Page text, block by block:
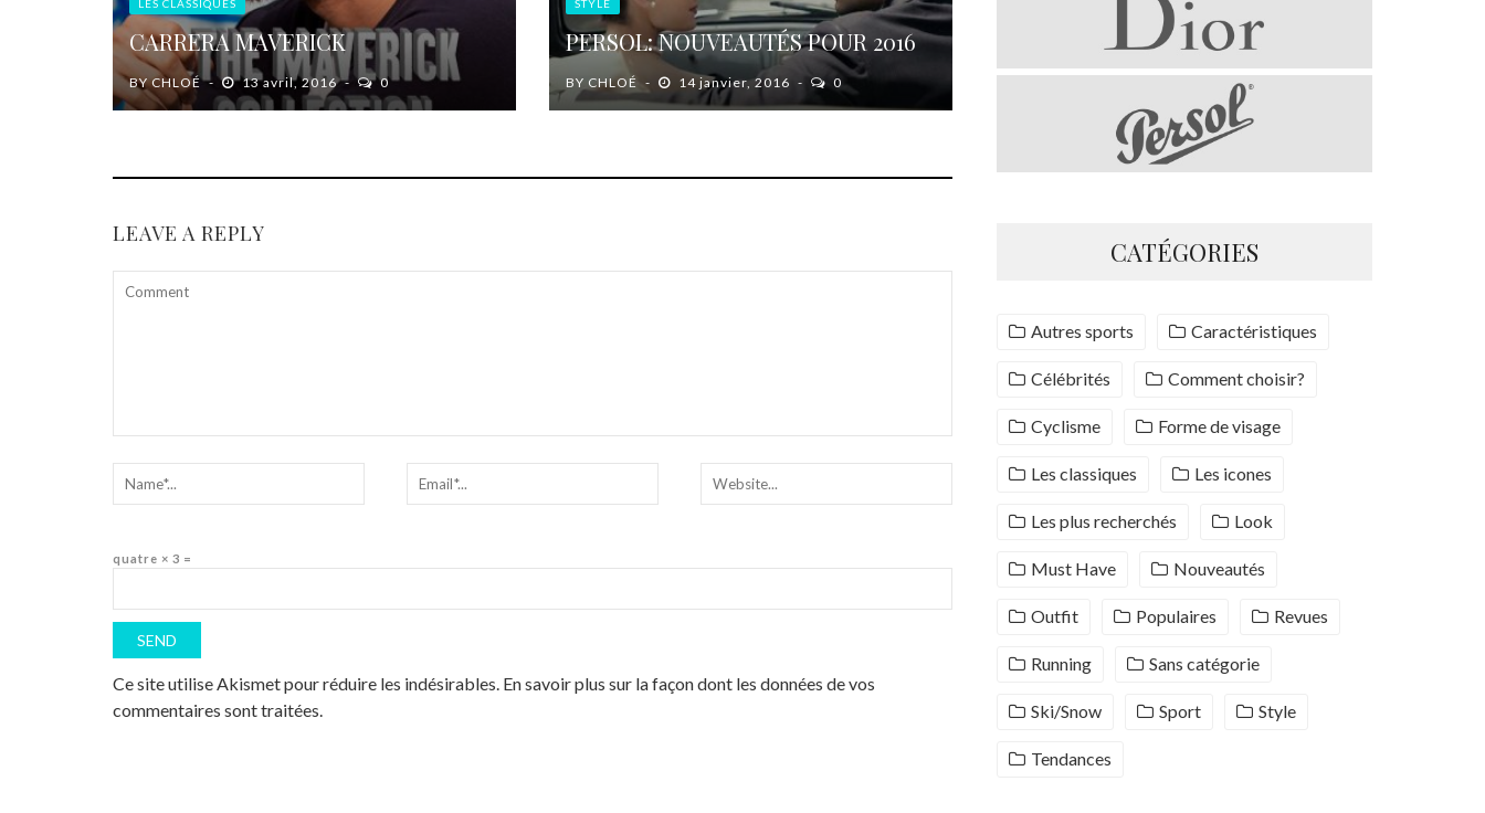
LES CLASSIQUES
CARRERA MAVERICK
BYCHLOÉ 13 avril, 2016 0
STYLE
PERSOL: NOUVEAUTÉS POUR 2016
BY CHLOÉ 14 janvier, 2016 0
LEAVE A REPLY
quatre × 3 =
Ce site utilise Akismet pour réduire les indésirables. En savoir plus sur la façon dont les données de vos
commentaires sont traitées.
CATÉGORIES
Autres sports Caractéristiques
Célébrités Comment choisir?
Cyclisme Forme de visage
Les classiques Les icones
Les plus recherchés Look
Must Have Nouveautés
Outfit Populaires Revues
Running Sans catégorie
Ski/Snow Sport Style
Tendances